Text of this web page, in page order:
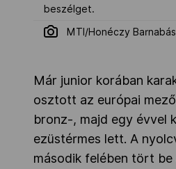
beszélget.
MTI/Honéczy Barnabás
Már junior korában
osztott az európai
bronz-, majd egy évvel
ezüstérmes lett. A
második felében tört